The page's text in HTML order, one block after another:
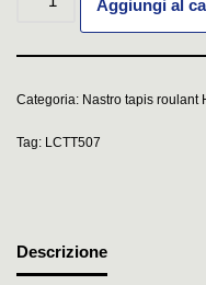
Aggiungi al
Categoria: Nastro tapis roulant
Tag: LCTT507
Descrizione